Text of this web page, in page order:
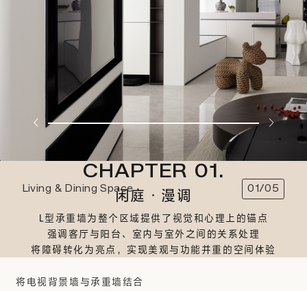
CHAPTER 01.
闲庭·漫调
L型承重墙为整个区域提供了视觉和心理上的锚点
强调客厅与阳台、室内与室外之间的关系处理
将障碍转化为亮点，实现美观与功能并重的空间体验
Living & Dining Space 01/05
将电视背景墙与承重墙结合